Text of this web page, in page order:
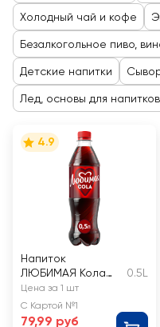
Холодный чай и кофе
Безалкогольное пиво,
Детские напитки
Лед, основы для напитков
4.9
Напиток
ЛЮБИМАЯ Кола
газированный
0.5L
Цена за 1 шт
С Картой №1
79,99 руб